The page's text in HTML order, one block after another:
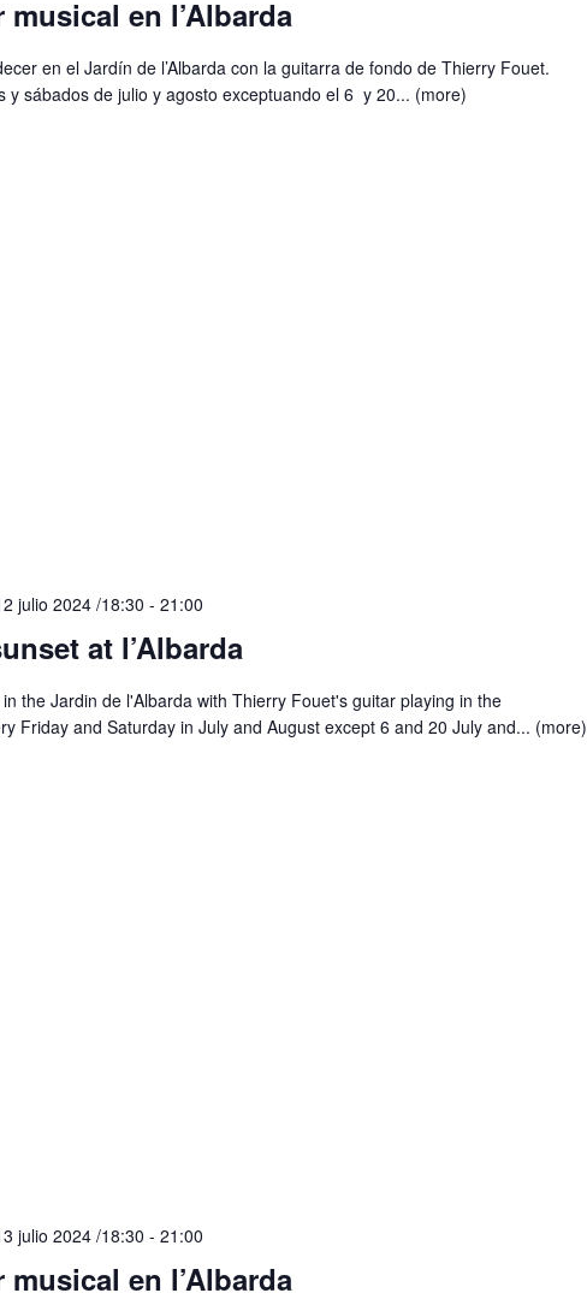
musical en l’Albarda
en el Jardín de l’Albarda con la guitarra de fondo de Thierry Fouet.
y sábados de julio y agosto exceptuando el 6 y 20... (more)
at l’Albarda
julio 2024 /18:30 -21:00
the Jardin de l'Albarda with Thierry Fouet's guitar playing in the
Friday and Saturday in July and August except 6 and 20 July and... (more)
musical en l’Albarda
julio 2024 /18:30 -21:00